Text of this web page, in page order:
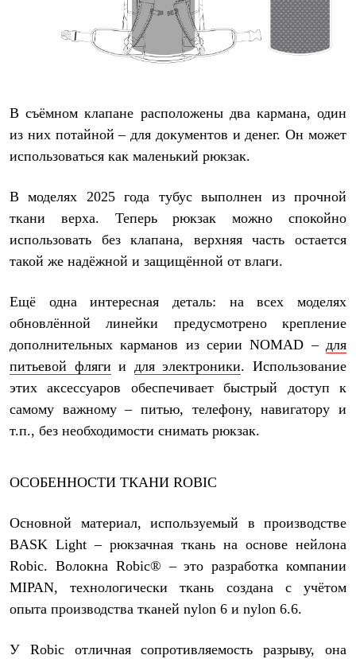
В съёмном клапане расположены два кармана, один
из них потайной – для документов и денег. Он может
использоваться как маленький рюкзак.
В моделях 2025 года тубус выполнен из прочной
ткани верха. Теперь рюкзак можно спокойно
использовать без клапана, верхняя часть остается
такой же надёжной и защищённой от влаги.
Ещё одна интересная деталь: на всех моделях
обновлённой линейки предусмотрено крепление
дополнительных карманов из серии NOMAD – для
питьевой фляги и для электроники. Использование
этих аксессуаров обеспечивает быстрый доступ к
самому важному – питью, телефону, навигатору и
т.п., без необходимости снимать рюкзак.
ОСОБЕННОСТИ ТКАНИ ROBIC
Основной материал, используемый в производстве
BASK Light – рюкзачная ткань на основе нейлона
Robic. Волокна Robic® – это разработка компании
MIPAN, технологически ткань создана с учётом
опыта производства тканей nylon 6 и nylon 6.6.
У Robic отличная сопротивляемость разрыву, она